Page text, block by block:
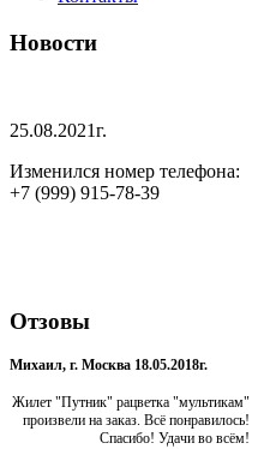
Новости
25.08.2021г.
Изменился номер телефона:
+7 (999) 915-78-39
Отзовы
Михаил, г. Москва 18.05.2018г.
Жилет "Путник" рацветка "мультикам"
произвели на заказ. Всё понравилось!
Спасибо! Удачи во всём!